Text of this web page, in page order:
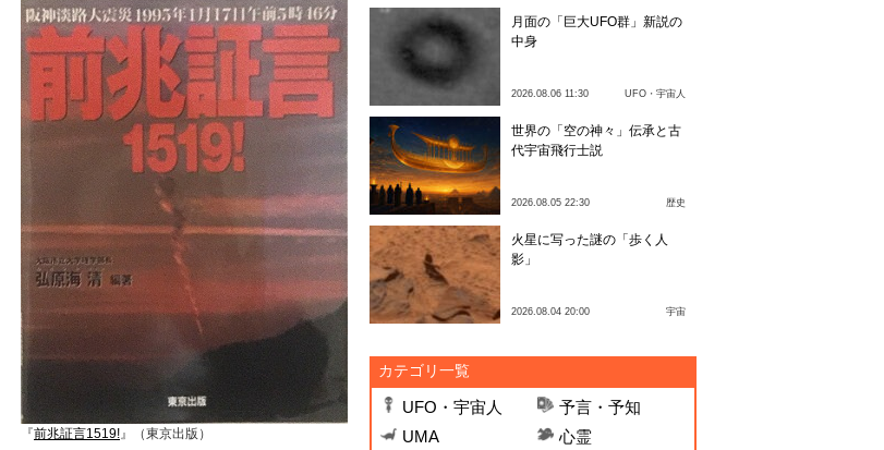
『前兆証言1519!』（東京出版）
月面の「巨大UFO群」新説の
中身
2026.08.06 11:30 UFO・宇宙人
世界の「空の神々」伝承と古
代宇宙飛行士説
2026.08.05 22:30 歴史
火星に写った謎の「歩く人
影」
2026.08.04 20:00 宇宙
カテゴリ一覧
UFO・宇宙人
予言・予知
UMA
心霊